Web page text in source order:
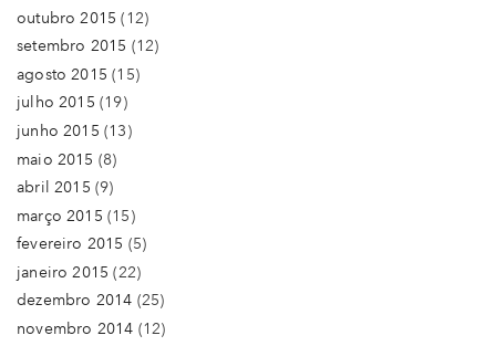
outubro 2015 (12)
setembro 2015 (12)
agosto 2015 (15)
julho 2015 (19)
junho 2015 (13)
maio 2015 (8)
abril 2015 (9)
março 2015 (15)
fevereiro 2015 (5)
janeiro 2015 (22)
dezembro 2014 (25)
novembro 2014 (12)